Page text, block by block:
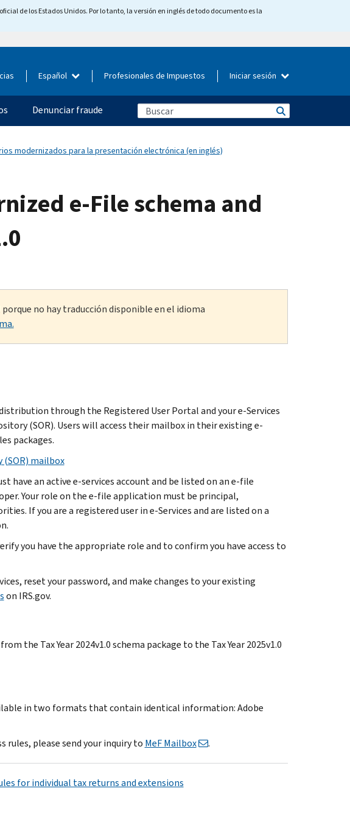
de los Estados Unidos. Por lo tanto, la versión en inglés de todo documento es la
Español Profesionales de Impuestos Iniciar sesión
Denunciar fraude
modernizados para la presentación electrónica (en inglés)
e-File schema and
no hay traducción disponible en el idioma
through the Registered User Portal and your e-Services
(SOR). Users will access their mailbox in their existing e-
packages.
(SOR) mailbox
have an active e-services account and be listed on an e-file
Your role on the e-file application must be principal,
If you are a registered user in e-Services and are listed on a
you have the appropriate role and to confirm you have access to
reset your password, and make changes to your existing
on IRS.gov.
the Tax Year 2024v1.0 schema package to the Tax Year 2025v1.0
in two formats that contain identical information: Adobe
rules, please send your inquiry to MeF Mailbox .
for individual tax returns and extensions